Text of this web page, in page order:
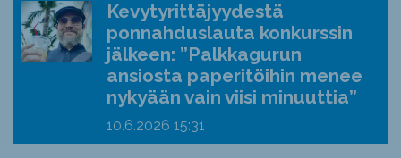
Kevytyrittäjyydestä
ponnahduslauta konkurssin
jälkeen: ”Palkkagurun
ansiosta paperitöihin menee
nykyään vain viisi minuuttia”
10.6.2026 15:31